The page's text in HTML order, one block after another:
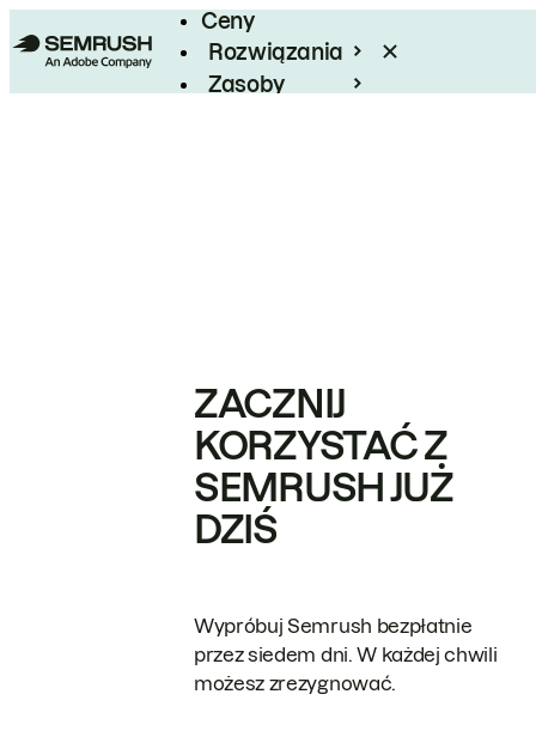
Ceny
Rozwiązania
Zasoby
ZACZNIJ
KORZYSTAĆ Z
SEMRUSH JUŻ
DZIŚ
Wypróbuj Semrush bezpłatnie
przez siedem dni. W każdej chwili
możesz zrezygnować.